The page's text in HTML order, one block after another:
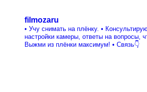
filmozaru
• Учу снимать на плёнку. •
настройки камеры, ответы на вопросы,
Выжми из плёнки максимум! • Связь👇